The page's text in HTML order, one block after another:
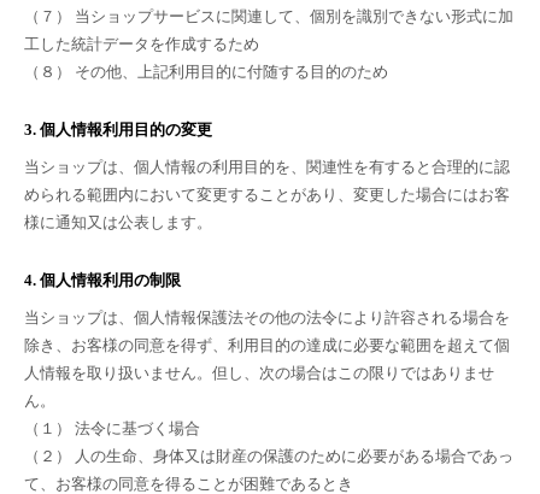
（７） 当ショップサービスに関連して、個別を識別できない形式に加
工した統計データを作成するため
（８） その他、上記利用目的に付随する目的のため
3. 個人情報利用目的の変更
当ショップは、個人情報の利用目的を、関連性を有すると合理的に認
められる範囲内において変更することがあり、変更した場合にはお客
様に通知又は公表します。
4. 個人情報利用の制限
当ショップは、個人情報保護法その他の法令により許容される場合を
除き、お客様の同意を得ず、利用目的の達成に必要な範囲を超えて個
人情報を取り扱いません。但し、次の場合はこの限りではありませ
ん。
（１） 法令に基づく場合
（２） 人の生命、身体又は財産の保護のために必要がある場合であっ
て、お客様の同意を得ることが困難であるとき